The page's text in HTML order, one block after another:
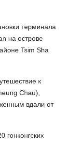
терминала
на острове
Tsim Sha
к
Chau),
вдали от
гонконгских